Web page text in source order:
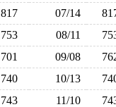
817 07/14
753 08/11
701 09/08
740 10/13
743 11/10